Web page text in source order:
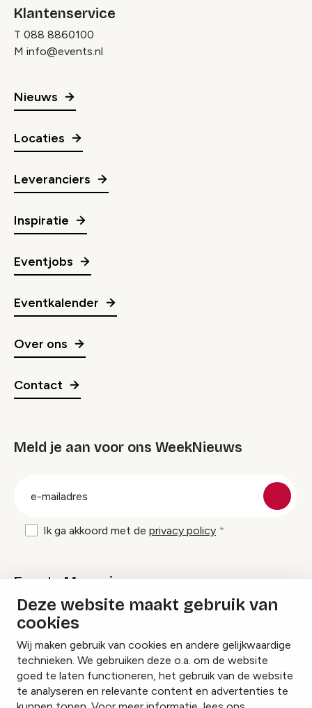
Deze website maakt gebruik van
cookies
Wij maken gebruik van cookies en andere gelijkwaardige
technieken. We gebruiken deze o.a. om de website
goed te laten functioneren, het gebruik van de website
te analyseren en relevante content en advertenties te
Klantenservice
T 088 8860100
M info@events.nl
Nieuws
Locaties
Leveranciers
Inspiratie
Eventjobs
Eventkalender
Over ons
Contact
Meld je aan voor ons WeekNieuws
Ik ga akkoord met de privacy policy
Events Magazine
Ik ontvang graag Events Magazine
InstagramFacebookLinkedIn